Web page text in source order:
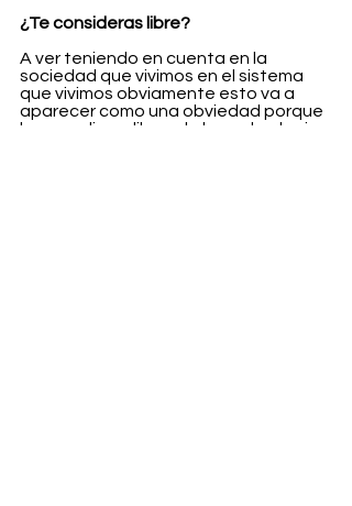
¿Te consideras libre?
A ver teniendo en cuenta en la
sociedad que vivimos en el sistema
que vivimos obviamente esto va a
aparecer como una obviedad porque
lo es nadie es libre a la hora de elegir.